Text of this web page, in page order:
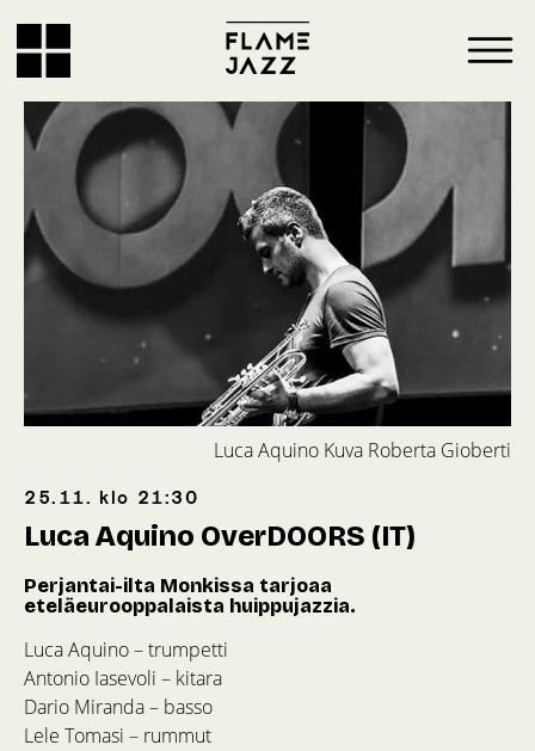
Luca Aquino Kuva Roberta Gioberti
25.11. klo 21:30
Luca Aquino OverDOORS (IT)
Perjantai-ilta Monkissa tarjoaa
eteläeurooppalaista huippujazzia.
Luca Aquino – trumpetti
Antonio Iasevoli – kitara
Dario Miranda – basso
Lele Tomasi – rummut